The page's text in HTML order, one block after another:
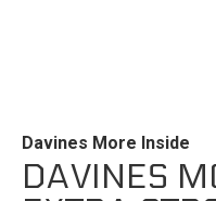
de
la
galería
Davines More Inside
DAVINES